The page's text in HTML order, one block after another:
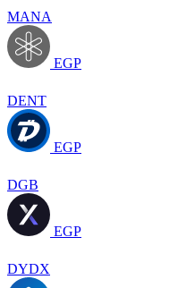
MANA
EGP
DENT
EGP
DGB
EGP
DYDX